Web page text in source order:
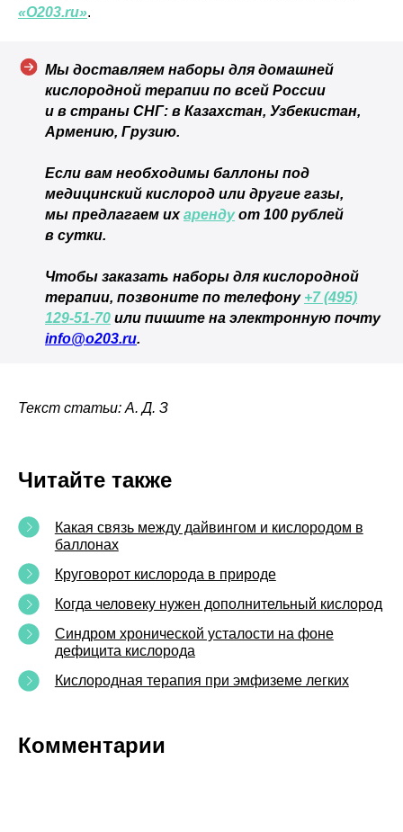
«О203.ru».
Мы доставляем наборы для домашней
кислородной терапии по всей России
и в страны СНГ: в Казахстан, Узбекистан,
Армению, Грузию.
Если вам необходимы баллоны под
медицинский кислород или другие газы,
мы предлагаем ихарендуот 100 рублей
в сутки.
Чтобы заказать наборы для кислородной
терапии, позвоните по телефону +7 (495)
129-51-70 или пишите на электронную почту
info@o203.ru.
Текст статьи: А. Д. З
Читайте также
Какая связь между дайвингом и кислородом в
баллонах
Круговорот кислорода в природе
Когда человеку нужен дополнительный кислород
Синдром хронической усталости на фоне
дефицита кислорода
Кислородная терапия при эмфиземе легких
Комментарии
Статьи
Договор оферты
Согласие на обработку персональных данных
Политика конфиденциальности
Правила проведения оплат и возвратов
© 2026 ОOO «СеленФарм»